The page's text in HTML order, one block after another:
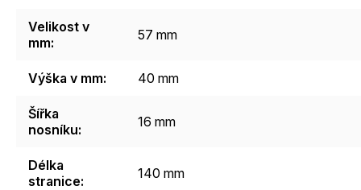
Velikost v
mm: 57 mm
Výška v mm: 40 mm
Šířka
nosníku: 16 mm
Délka
stranice: 140 mm